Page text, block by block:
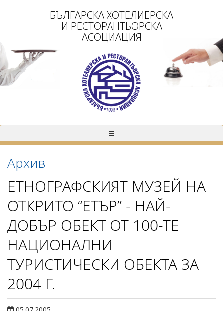
БЪЛГАРСКА ХОТЕЛИЕРСКА
И РЕСТОРАНТЬОРСКА
АСОЦИАЦИЯ
Архив
ЕТНОГРАФСКИЯТ МУЗЕЙ НА
ОТКРИТО “ЕТЪР” - НАЙ-
ДОБЪР ОБЕКТ ОТ 100-ТЕ
НАЦИОНАЛНИ
ТУРИСТИЧЕСКИ ОБЕКТА ЗА
2004 Г.